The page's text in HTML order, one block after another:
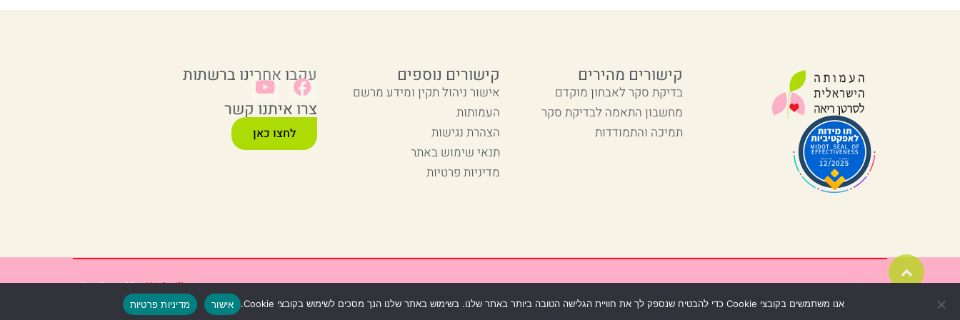
קישורים מהירים
בדיקת סקר לאבחון מוקדם
מחשבון התאמה לבדיקת סקר
תמיכה והתמודדות
קישורים נוספים
אישור ניהול תקין ומידע מרשם
העמותות
הצהרת נגישות
תנאי שימוש באתר
מדיניות פרטיות
עקבו אחרינו ברשתות
צרו איתנו קשר
לחצו כאן
© כל הזכויות שמורות Produced byWebzilla
גלילה
לראש
אנו משתמשים בקובצי Cookie כדי להבטיח שנספק לך את חוויית הגלישה הטובה ביותר באתר שלנו. בשימוש באתר שלנו הנך מסכים לשימוש בקובצי Cookie. אישור מדיניות פרטיות